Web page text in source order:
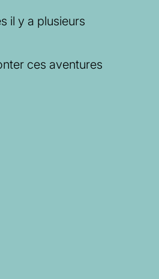
il y a plusieurs
ces aventures